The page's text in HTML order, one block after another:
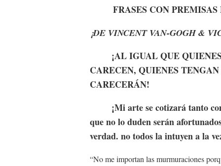
FRASES CON PREMISAS
¡DE VINCENT VAN-GOGH &
¡AL IGUAL QUE QUIENES
CARECEN, QUIENES
CARECERÁN!
¡Mi arte se cotizará tanto
que no lo duden serán
verdad. no todos la intuyen a la
“No me importan las murmuraciones